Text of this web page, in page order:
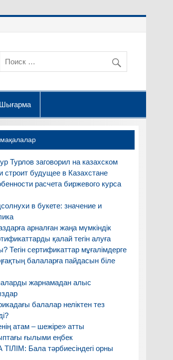
Шығарма
Турлов заговорил на казахском
строит будущее в Казахстане
расчета биржевого курса
в букете: значение и
арналған жаңа мүмкіндік
қалай тегін алуға
Тегін сертификаттар мұғалімдерге
балаларға пайдасын біле
жарнамадан алыс
балалар неліктен тез
атам – шежіре» атты
ғылыми еңбек
Бала тәрбиесіндегі орны